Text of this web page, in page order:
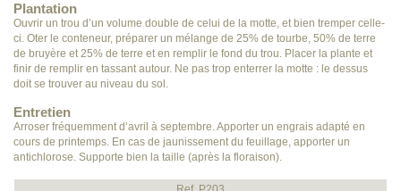
Plantation
Ouvrir un trou d’un volume double de celui de la motte, et bien tremper celle-
ci. Oter le conteneur, préparer un mélange de 25% de tourbe, 50% de terre
de bruyère et 25% de terre et en remplir le fond du trou. Placer la plante et
finir de remplir en tassant autour. Ne pas trop enterrer la motte : le dessus
doit se trouver au niveau du sol.
Entretien
Arroser fréquemment d’avril à septembre. Apporter un engrais adapté en
cours de printemps. En cas de jaunissement du feuillage, apporter un
antichlorose. Supporte bien la taille (après la floraison).